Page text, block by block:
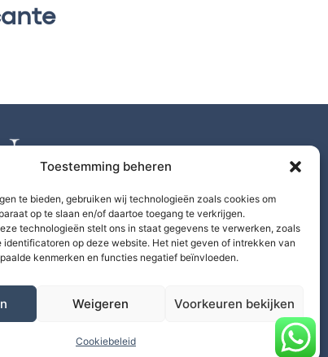
Toestemming beheren
te bieden, gebruiken wij technologieën zoals cookies om
op te slaan en/of daartoe toegang te verkrijgen.
technologieën stelt ons in staat gegevens te verwerken, zoals
identificatoren op deze website. Het niet geven of intrekken van
kenmerken en functies negatief beïnvloeden.
Weigeren Voorkeuren bekijken
Cookiebeleid